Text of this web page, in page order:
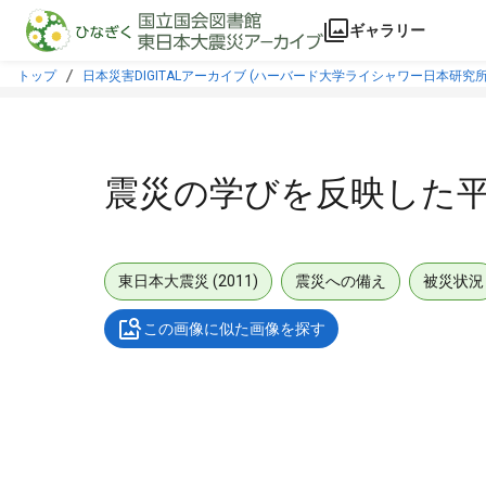
本文に飛ぶ
ギャラリー
トップ 日本災害DIGITALアーカイブ (ハーバード大学ライシャワー日本研究
震災の学びを反映した
東日本大震災 (2011) 震災への備え 被災状況
この画像に似た画像を探す